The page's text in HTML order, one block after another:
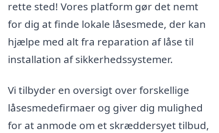
rette sted! Vores platform gør det nemt
for dig at finde lokale låsesmede, der kan
hjælpe med alt fra reparation af låse til
installation af sikkerhedssystemer.
Vi tilbyder en oversigt over forskellige
låsesmedefirmaer og giver dig mulighed
for at anmode om et skræddersyet tilbud,